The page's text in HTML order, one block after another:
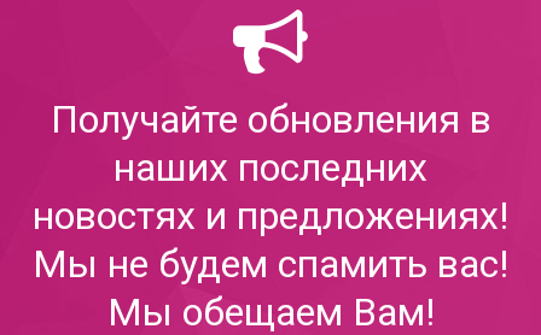
Получайте обновления в
наших последних
новостях и предложениях!
Мы не будем спамить вас!
Мы обещаем Вам!